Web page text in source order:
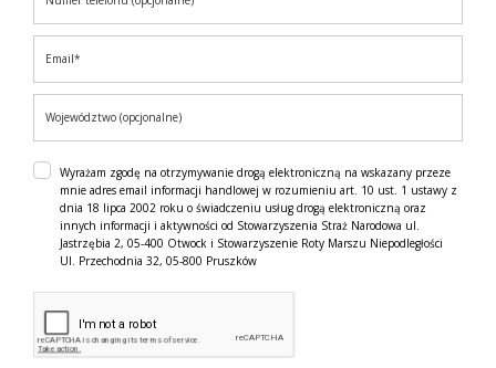
Wyrażam zgodę na otrzymywanie drogą elektroniczną na wskazany przeze
mnie adres email informacji handlowej w rozumieniu art. 10 ust. 1 ustawy z
dnia 18 lipca 2002 roku o świadczeniu usług drogą elektroniczną oraz
innych informacji i aktywności od Stowarzyszenia Straż Narodowa ul.
Jastrzębia 2, 05-400 Otwock i Stowarzyszenie Roty Marszu Niepodległości
Ul. Przechodnia 32, 05-800 Pruszków